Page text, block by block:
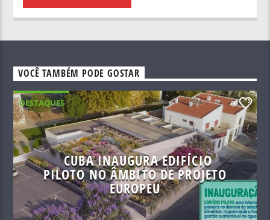
VOCÊ TAMBÉM PODE GOSTAR
DESTAQUES 0
CUBA INAUGURA EDIFÍCIO
PILOTO NO ÂMBITO DE PROJETO
EUROPEU